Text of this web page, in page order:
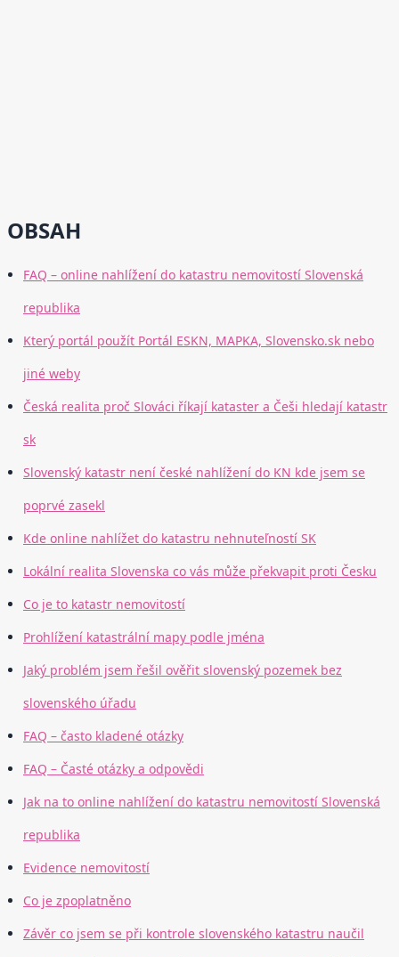
OBSAH
FAQ – online nahlížení do katastru nemovitostí Slovenská
republika
Který portál použít Portál ESKN, MAPKA, Slovensko.sk nebo
jiné weby
Česká realita proč Slováci říkají kataster a Češi hledají katastr
sk
Slovenský katastr není české nahlížení do KN kde jsem se
poprvé zasekl
Kde online nahlížet do katastru nehnuteľností SK
Lokální realita Slovenska co vás může překvapit proti Česku
Co je to katastr nemovitostí
Prohlížení katastrální mapy podle jména
Jaký problém jsem řešil ověřit slovenský pozemek bez
slovenského úřadu
FAQ – často kladené otázky
FAQ – Časté otázky a odpovědi
Jak na to online nahlížení do katastru nemovitostí Slovenská
republika
Evidence nemovitostí
Co je zpoplatněno
Závěr co jsem se při kontrole slovenského katastru naučil